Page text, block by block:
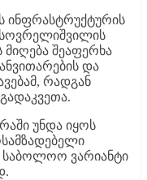
ინფრასტრუქტურის
მიღება შეაფერხა
და
რადგან
უნდა იყოს
საბოლოო ვარიანტი